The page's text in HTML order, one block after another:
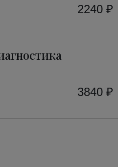
2240 ₽
3840 ₽